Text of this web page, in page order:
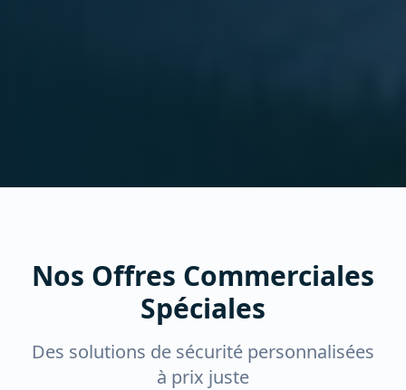
Nos Offres Commerciales
Spéciales
Des solutions de sécurité personnalisées
à prix juste